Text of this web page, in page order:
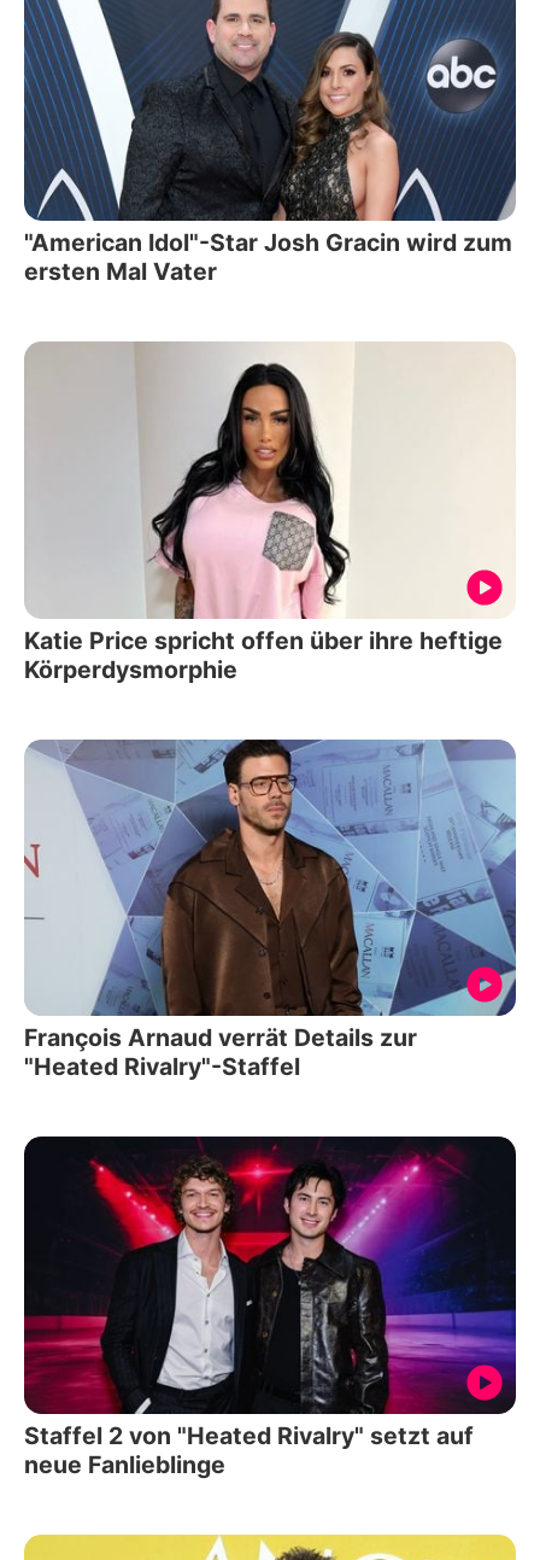
"American Idol"-Star Josh Gracin wird zum
ersten Mal Vater
Katie Price spricht offen über ihre heftige
Körperdysmorphie
François Arnaud verrät Details zur
"Heated Rivalry"-Staffel
Staffel 2 von "Heated Rivalry" setzt auf
neue Fanlieblinge